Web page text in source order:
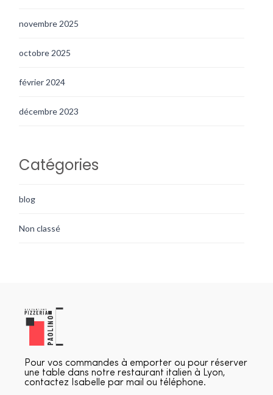
novembre 2025
octobre 2025
février 2024
décembre 2023
Catégories
blog
Non classé
Pour vos commandes à emporter ou pour réserver
une table dans notre restaurant italien à Lyon,
contactez Isabelle par mail ou téléphone.